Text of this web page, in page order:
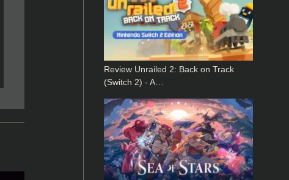
Review Unrailed 2: Back on Track
(Switch 2) - A…